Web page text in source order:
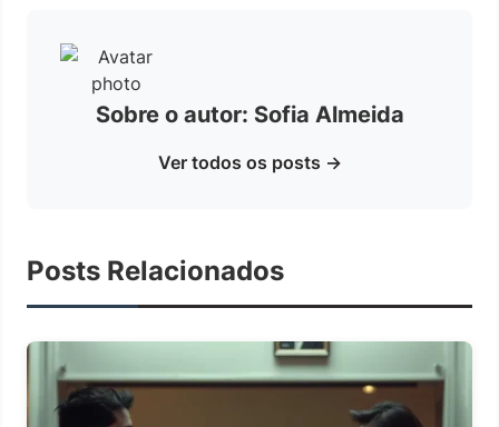
Sobre o autor: Sofia Almeida
Ver todos os posts →
Posts Relacionados